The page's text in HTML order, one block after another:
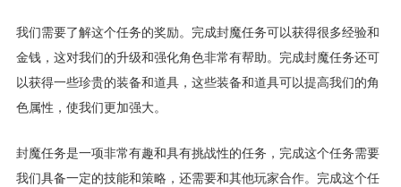
我们需要了解这个任务的奖励。完成封魔任务可以获得很多经验和
金钱，这对我们的升级和强化角色非常有帮助。完成封魔任务还可
以获得一些珍贵的装备和道具，这些装备和道具可以提高我们的角
色属性，使我们更加强大。
封魔任务是一项非常有趣和具有挑战性的任务，完成这个任务需要
我们具备一定的技能和策略，还需要和其他玩家合作。完成这个任